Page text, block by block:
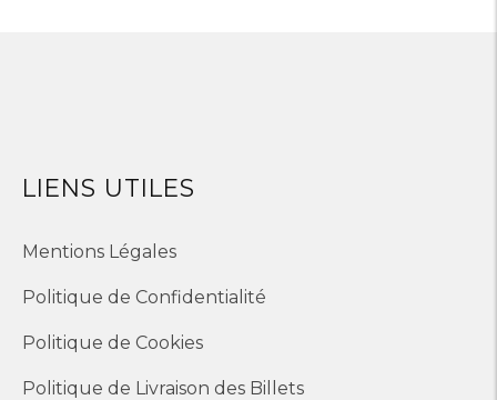
LIENS UTILES
Mentions Légales
Politique de Confidentialité
Politique de Cookies
Politique de Livraison des Billets